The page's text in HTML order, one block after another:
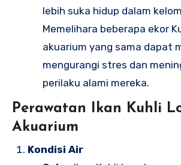
lebih suka hidup dalam
Memelihara beberapa ekor
akuarium yang sama dapat
mengurangi stres dan
perilaku alami mereka.
Perawatan Ikan Kuhli
Akuarium
Kondisi Air